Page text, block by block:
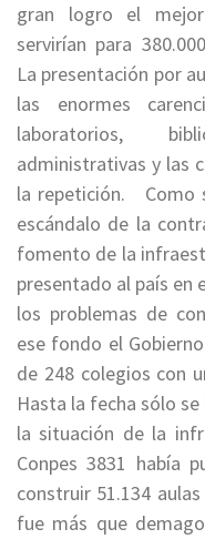
gran logro el
servirían para
La presentación por
las enormes
laboratorios,
administrativas y las
la repetición. Como
escándalo de la
fomento de la
presentado al país en
los problemas de
ese fondo el
de 248 colegios con
Hasta la fecha sólo
la situación de la
Conpes 3831 había
construir 51.134
fue más que